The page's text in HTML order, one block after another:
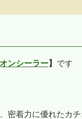
ンシーラー】 です
密着力に優れたカ